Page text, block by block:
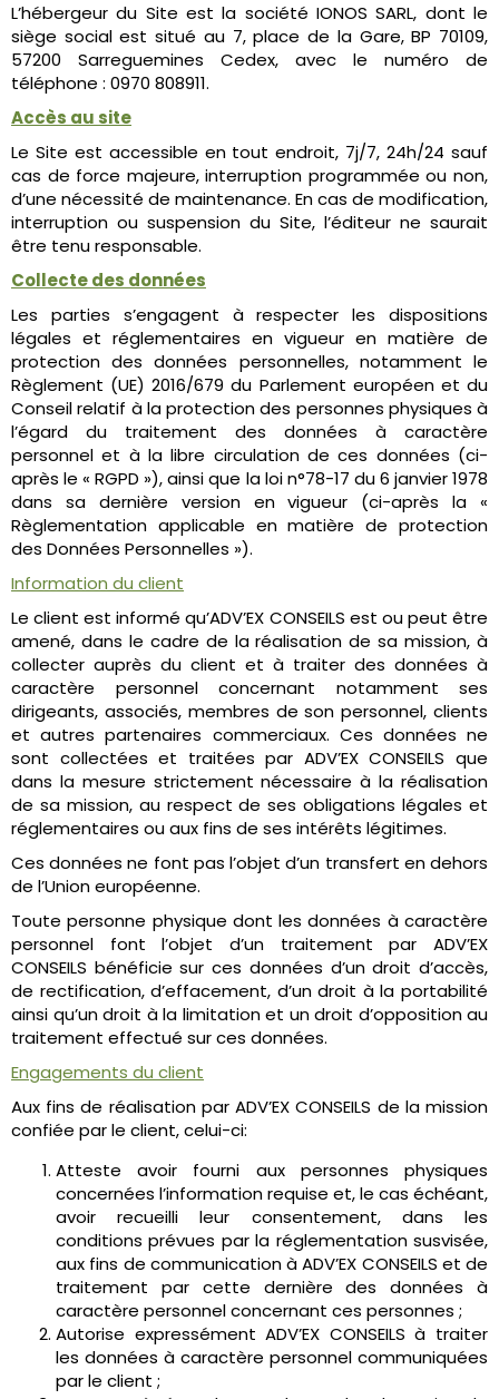
L’hébergeur du Site est la société IONOS SARL, dont le
siège social est situé au 7, place de la Gare, BP 70109,
57200 Sarreguemines Cedex, avec le numéro de
téléphone : 0970 808911.
Accès au site
Le Site est accessible en tout endroit, 7j/7, 24h/24 sauf
cas de force majeure, interruption programmée ou non,
d’une nécessité de maintenance. En cas de modification,
interruption ou suspension du Site, l’éditeur ne saurait
être tenu responsable.
Collecte des données
Les parties s’engagent à respecter les dispositions
légales et réglementaires en vigueur en matière de
protection des données personnelles, notamment le
Règlement (UE) 2016/679 du Parlement européen et du
Conseil relatif à la protection des personnes physiques à
l’égard du traitement des données à caractère
personnel et à la libre circulation de ces données (ci-
après le « RGPD »), ainsi que la loi n°78-17 du 6 janvier 1978
dans sa dernière version en vigueur (ci-après la «
Règlementation applicable en matière de protection
des Données Personnelles »).
Information du client
Le client est informé qu’ADV’EX CONSEILS est ou peut être
amené, dans le cadre de la réalisation de sa mission, à
collecter auprès du client et à traiter des données à
caractère personnel concernant notamment ses
dirigeants, associés, membres de son personnel, clients
et autres partenaires commerciaux. Ces données ne
sont collectées et traitées par ADV’EX CONSEILS que
dans la mesure strictement nécessaire à la réalisation
de sa mission, au respect de ses obligations légales et
réglementaires ou aux fins de ses intérêts légitimes.
Ces données ne font pas l’objet d’un transfert en dehors
de l’Union européenne.
Toute personne physique dont les données à caractère
personnel font l’objet d’un traitement par ADV’EX
CONSEILS bénéficie sur ces données d’un droit d’accès,
de rectification, d’effacement, d’un droit à la portabilité
ainsi qu’un droit à la limitation et un droit d’opposition au
traitement effectué sur ces données.
Engagements du client
Aux fins de réalisation par ADV’EX CONSEILS de la mission
confiée par le client, celui-ci:
Atteste avoir fourni aux personnes physiques
concernées l’information requise et, le cas échéant,
avoir recueilli leur consentement, dans les
conditions prévues par la réglementation susvisée,
aux fins de communication à ADV’EX CONSEILS et de
traitement par cette dernière des données à
caractère personnel concernant ces personnes ;
Autorise expressément ADV’EX CONSEILS à traiter
les données à caractère personnel communiquées
par le client ;